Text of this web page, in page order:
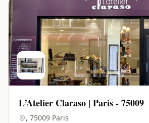
L’Atelier Claraso | Paris - 75009
, 75009 Paris